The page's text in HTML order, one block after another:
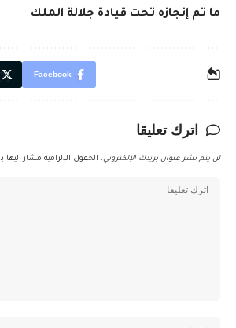
ما تم إنجازه تحت قيادة جلالة الملك
Facebook
اترك تعليقا
لن يتم نشر عنوان بريدك الإلكتروني. الحقول الإلزامية مشار إليها بـ